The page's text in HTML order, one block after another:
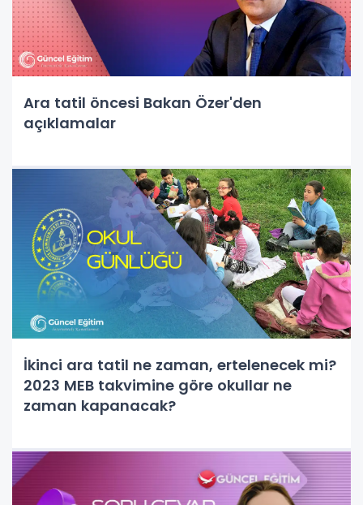
Ara tatil öncesi Bakan Özer'den
açıklamalar
İkinci ara tatil ne zaman, ertelenecek mi?
2023 MEB takvimine göre okullar ne
zaman kapanacak?